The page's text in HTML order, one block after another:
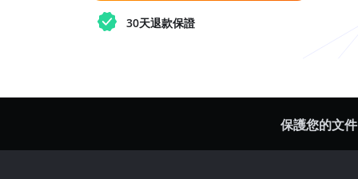
30天退款保證
保護您的文件